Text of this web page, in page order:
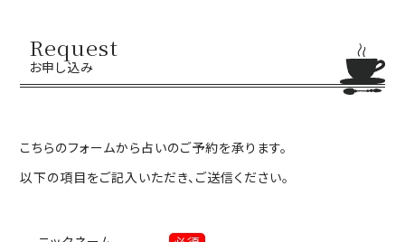
Request
お申し込み
こちらのフォームから占いのご予約を承ります。
以下の項目をご記入いただき、ご送信ください。